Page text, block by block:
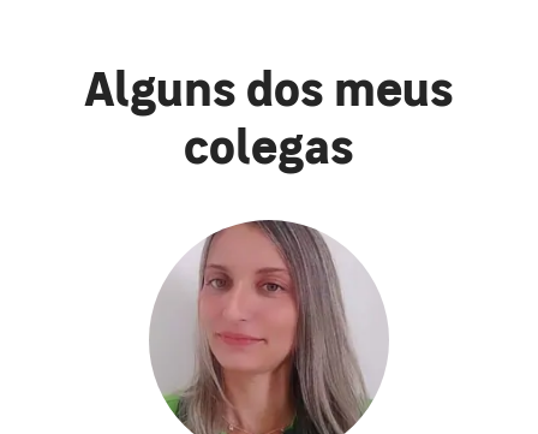
Alguns dos meus
colegas